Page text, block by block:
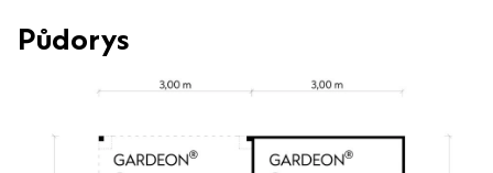
Půdorys